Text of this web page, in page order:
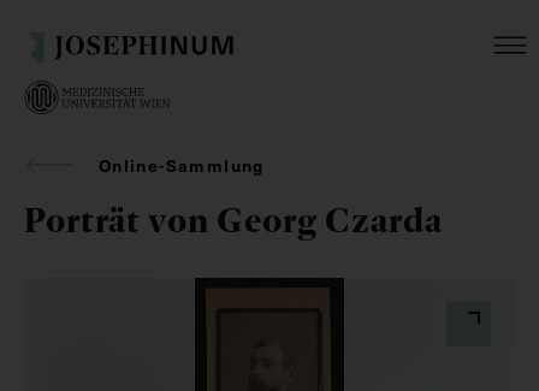
Online-Sammlung
Porträt von Georg Czarda